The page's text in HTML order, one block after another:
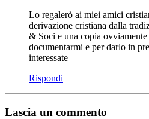
Lo regalerò ai miei amici
derivazione cristiana dalla
& Soci e una copia ovviamente
documentarmi e per darlo in
interessate
Rispondi
Lascia un commento